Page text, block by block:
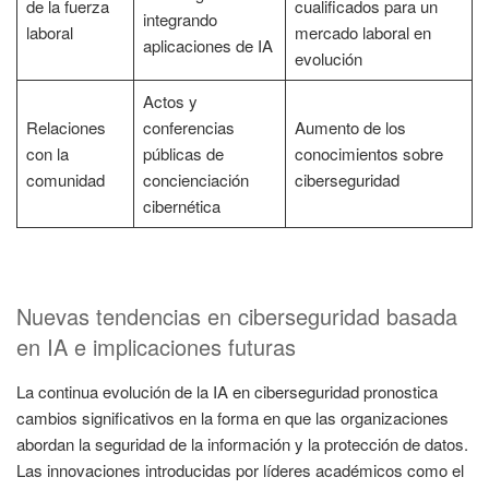
de la fuerza
laboral
integrando
aplicaciones de IA
cualificados para un
mercado laboral en
evolución
Relaciones
con la
comunidad
Actos y
conferencias
públicas de
concienciación
cibernética
Aumento de los
conocimientos sobre
ciberseguridad
Nuevas tendencias en ciberseguridad basada
en IA e implicaciones futuras
La continua evolución de la IA en ciberseguridad pronostica
cambios significativos en la forma en que las organizaciones
abordan la seguridad de la información y la protección de datos.
Las innovaciones introducidas por líderes académicos como el